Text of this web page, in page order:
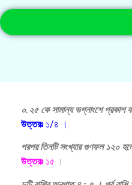
০.২৫ কে সামান্য ভগ্নাংশে
উত্তরঃ১/৪ ।
পরপর তিনটি সংখ্যার গুণফল ১২০
উত্তরঃ১৫ ।